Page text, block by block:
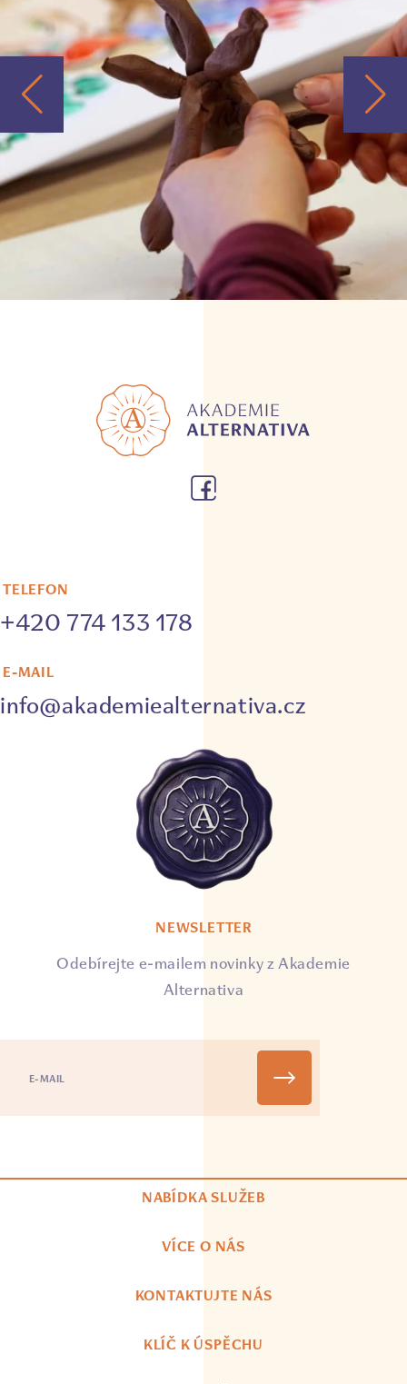
TELEFON
+420 774 133 178
E-MAIL
info@akademiealternativa.cz
NEWSLETTER
Odebírejte e-mailem novinky z Akademie
Alternativa
NABÍDKA SLUŽEB
VÍCE O NÁS
KONTAKTUJTE NÁS
KLÍČ K ÚSPĚCHU